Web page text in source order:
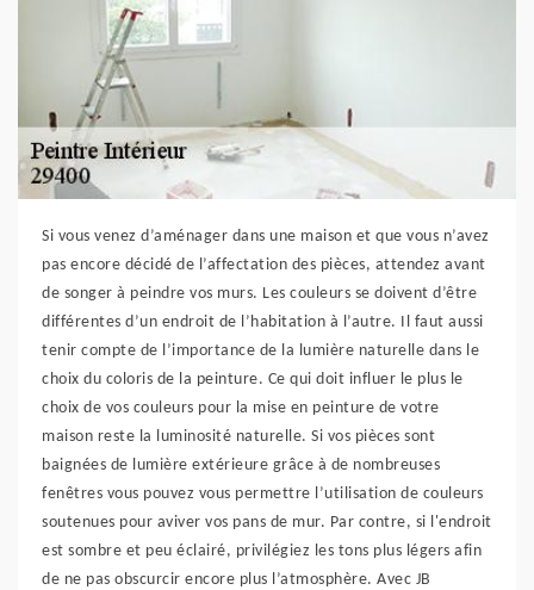
Si vous venez d’aménager dans une maison et que vous n’avez
pas encore décidé de l’affectation des pièces, attendez avant
de songer à peindre vos murs. Les couleurs se doivent d’être
différentes d’un endroit de l’habitation à l’autre. Il faut aussi
tenir compte de l’importance de la lumière naturelle dans le
choix du coloris de la peinture. Ce qui doit influer le plus le
choix de vos couleurs pour la mise en peinture de votre
maison reste la luminosité naturelle. Si vos pièces sont
baignées de lumière extérieure grâce à de nombreuses
fenêtres vous pouvez vous permettre l’utilisation de couleurs
soutenues pour aviver vos pans de mur. Par contre, si l'endroit
est sombre et peu éclairé, privilégiez les tons plus légers afin
de ne pas obscurcir encore plus l’atmosphère. Avec JB